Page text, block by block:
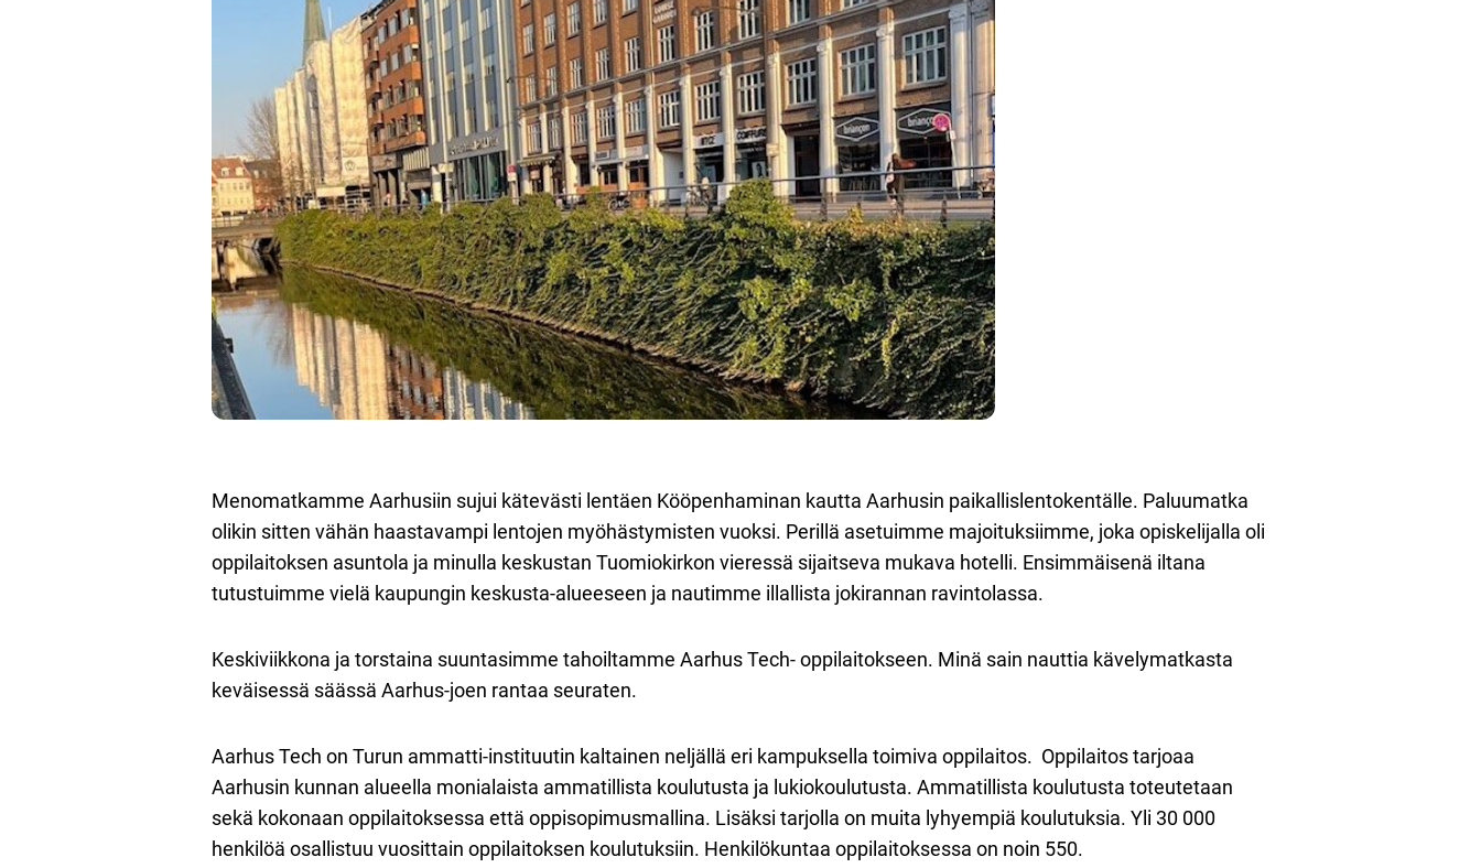
Menomatkamme Aarhusiin sujui kätevästi lentäen Kööpenhaminan kautta Aarhusin paikallislentokentälle. Paluumatka
olikin sitten vähän haastavampi lentojen myöhästymisten vuoksi. Perillä asetuimme majoituksiimme, joka opiskelijalla oli
oppilaitoksen asuntola ja minulla keskustan Tuomiokirkon vieressä sijaitseva mukava hotelli. Ensimmäisenä iltana
tutustuimme vielä kaupungin keskusta-alueeseen ja nautimme illallista jokirannan ravintolassa.
Keskiviikkona ja torstaina suuntasimme tahoiltamme Aarhus Tech- oppilaitokseen. Minä sain nauttia kävelymatkasta
keväisessä säässä Aarhus-joen rantaa seuraten.
Aarhus Tech on Turun ammatti-instituutin kaltainen neljällä eri kampuksella toimiva oppilaitos. Oppilaitos tarjoaa
Aarhusin kunnan alueella monialaista ammatillista koulutusta ja lukiokoulutusta. Ammatillista koulutusta toteutetaan
sekä kokonaan oppilaitoksessa että oppisopimusmallina. Lisäksi tarjolla on muita lyhyempiä koulutuksia. Yli 30 000
henkilöä osallistuu vuosittain oppilaitoksen koulutuksiin. Henkilökuntaa oppilaitoksessa on noin 550.